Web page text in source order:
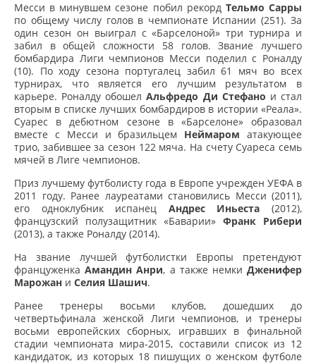
Месси в минувшем сезоне побил рекорд Тельмо Сарры
по общему числу голов в чемпионате Испании (251). За
один сезон он выиграл с «Барселоной» три турнира и
забил в общей сложности 58 голов. Звание лучшего
бомбардира Лиги чемпионов Месси поделил с Роналду
(10). По ходу сезона португалец забил 61 мяч во всех
турнирах, что является его лучшим результатом в
карьере. Роналду обошелАльфредо Ди Стефано и стал
вторым в списке лучших бомбардиров в истории «Реала».
Суарес в дебютном сезоне в «Барселоне» образовал
вместе с Месси и бразильцем Неймароматакующее
трио, забившее за сезон 122 мяча. На счету Суареса семь
мячей в Лиге чемпионов.
Приз лучшему футболисту года в Европе учрежден УЕФА в
2011 году. Ранее лауреатами становились Месси (2011),
его одноклубник испанец Андрес Иньеста (2012),
французский полузащитник «Баварии» Франк Рибери
(2013), а также Роналду (2014).
На звание лучшей футболистки Европы претендуют
француженкаАмандин Анри, а также немкиДженифер
Марожан и Селия Шашич.
Ранее тренеры восьми клубов, дошедших до
четвертьфинала женской Лиги чемпионов, и тренеры
восьми европейских сборных, игравших в финальной
стадии чемпионата мира-2015, составили список из 12
кандидаток, из которых 18 пишущих о женском футболе